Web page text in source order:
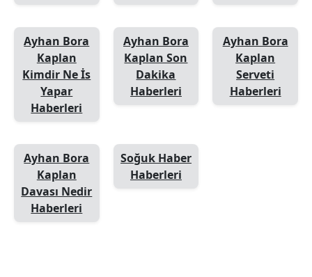
Ayhan Bora
Kaplan
Kimdir Ne İs
Yapar
Haberleri
Ayhan Bora
Kaplan Son
Dakika
Haberleri
Ayhan Bora
Kaplan
Serveti
Haberleri
Ayhan Bora
Kaplan
Davası Nedir
Haberleri
Soğuk Haber
Haberleri